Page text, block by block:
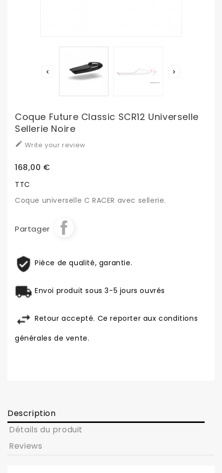
 
Coque Future Classic SCR12 Universelle
Sellerie Noire
 Write your review
168,00 €
TTC
Coque universelle C RACER avec sellerie.
Partager
Pièce de qualité, garantie.
Envoi produit sous 3-5 jours ouvrés
Retour accepté. Ce reporter aux conditions
générales de vente.
Description
Détails du produit
Reviews